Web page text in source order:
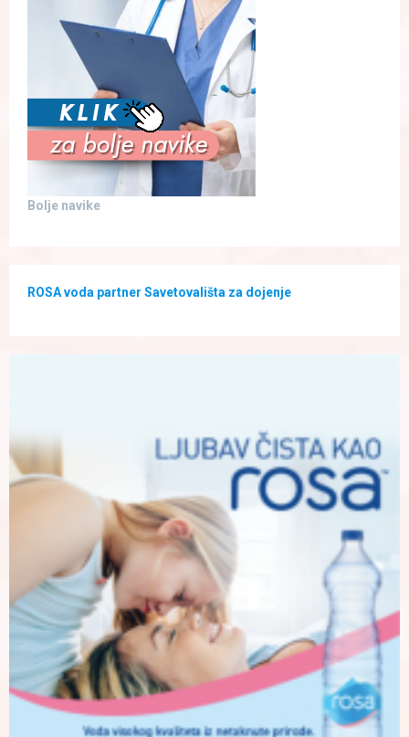
Bolje navike
ROSA voda partner Savetovališta za dojenje